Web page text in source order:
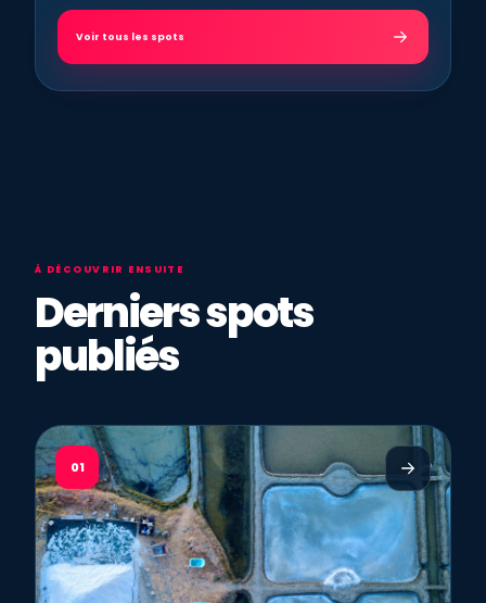
Voir tous les spots
À DÉCOUVRIR ENSUITE
Derniers spots
publiés
01